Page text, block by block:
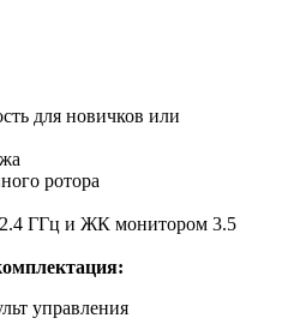
для новичков или
ротора
2.4 ГГц и ЖК монитором 3.5
управления